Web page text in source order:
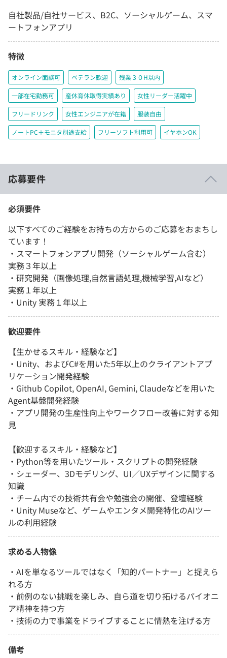
自社製品/自社サービス、B2C、ソーシャルゲーム、スマ
ートフォンアプリ
特徴
オンライン面談可 ベテラン歓迎 残業３０H以内
一部在宅勤務可 産休育休取得実績あり 女性リーダー活躍中
フリードリンク 女性エンジニアが在籍 服装自由
ノートPC＋モニタ別途支給 フリーソフト利用可 イヤホンOK
応募要件
必須要件
以下すべてのご経験をお持ちの方からのご応募をおまちし
ています！
・スマートフォンアプリ開発（ソーシャルゲーム含む）
実務３年以上
・研究開発（画像処理,自然言語処理,機械学習,AIなど）
実務１年以上
・Unity 実務１年以上
歓迎要件
【生かせるスキル・経験など】
・Unity、およびC#を用いた5年以上のクライアントアプ
リケーション開発経験
・Github Copilot, OpenAI, Gemini, Claudeなどを用いた
Agent基盤開発経験
・アプリ開発の生産性向上やワークフロー改善に対する知
見
【歓迎するスキル・経験など】
・Python等を用いたツール・スクリプトの開発経験
・シェーダー、3Dモデリング、UI／UXデザインに関する
知識
・チーム内での技術共有会や勉強会の開催、登壇経験
・Unity Museなど、ゲームやエンタメ開発特化のAIツー
ルの利用経験
求める人物像
・AIを単なるツールではなく「知的パートナー」と捉えら
れる方
・前例のない挑戦を楽しみ、自ら道を切り拓けるパイオニ
ア精神を持つ方
・技術の力で事業をドライブすることに情熱を注げる方
備考